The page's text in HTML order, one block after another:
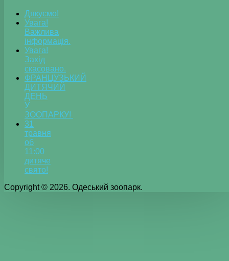
Дякуємо!
Увага!
Важлива
інформація.
Увага!
Захід
скасовано.
ФРАНЦУЗЬКИЙ
ДИТЯЧИЙ
ДЕНЬ
У
ЗООПАРКУ!
31
травня
об
11:00
дитяче
свято!
Copyright © 2026. Одеський зоопарк.